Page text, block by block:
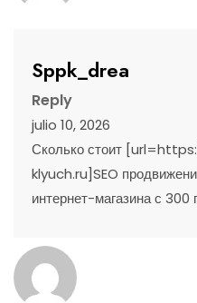
Sppk_drea
Reply
julio 10, 2026
Сколько стоит
klyuch.ru]SEO
интернет-магазина с 300